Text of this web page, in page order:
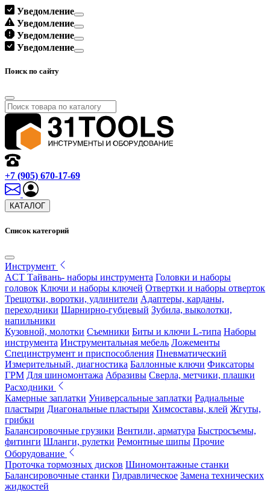
Уведомление
Уведомление
Уведомление
Уведомление
Поиск по сайту
+7 (905) 670-17-69
КАТАЛОГ
Список категорий
Инструмент
ACT Тайвань- наборы инструмента Головки и наборы
головок Ключи и наборы ключей Отвертки и наборы отверток
Трещотки, воротки, удлинители Адаптеры, карданы,
переходники Шарнирно-губцевый Зубила, выколотки,
напильники
Кузовной, молотки Съемники Биты и ключи L-типа Наборы
инструмента Инструментальная мебель Ложементы
Специнструмент и приспособления Пневматический
Измерительный, диагностика Баллонные ключи Фиксаторы
ГРМ Для шиномонтажа Абразивы Сверла, метчики, плашки
Расходники
Камерные заплатки Универсальные заплатки Радиальные
пластыри Диагональные пластыри Химсоставы, клей Жгуты,
грибки
Балансировочные грузики Вентили, арматура Быстросъемы,
фитинги Шланги, рулетки Ремонтные шипы Прочие
Оборудование
Проточка тормозных дисков Шиномонтажные станки
Балансировочные станки Гидравлическое Замена технических
жидкостей